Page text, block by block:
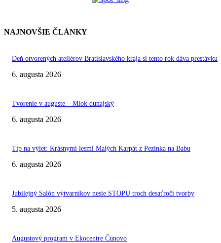
NAJNOVŠIE ČLÁNKY
Deň otvorených ateliérov Bratislavského kraja si tento rok dáva prestávku
6. augusta 2026
Tvorenie v auguste – Mlok dunajský
6. augusta 2026
Tip na výlet: Krásnymi lesmi Malých Karpát z Pezinka na Babu
6. augusta 2026
Jubilejný Salón výtvarníkov nesie STOPU troch desaťročí tvorby
5. augusta 2026
Augustový program v Ekocentre Čunovo